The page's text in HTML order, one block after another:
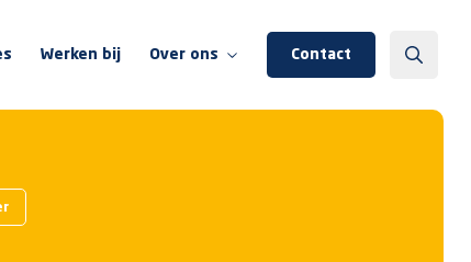
Werken bij Over ons Contact